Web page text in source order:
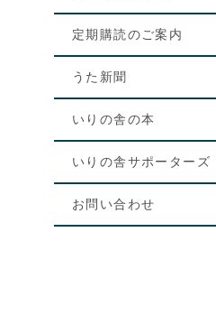
定期購読のご案内
うた新聞
いりの舎の本
いりの舎サポーターズ
お問い合わせ